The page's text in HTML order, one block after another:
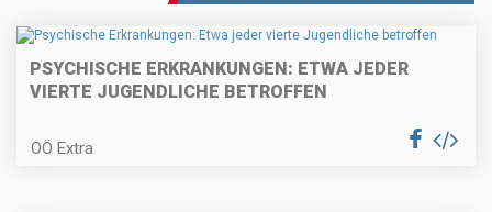
PSYCHISCHE ERKRANKUNGEN: ETWA JEDER
VIERTE JUGENDLICHE BETROFFEN
OÖ Extra